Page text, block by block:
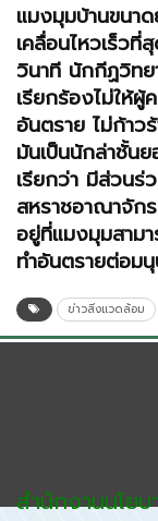
แมงมุมบ้านขนา
เคลื่อนไหวเร็ว
วินาที นักกีฏวิทย
เรียกร้องไม่ให้
อันตราย ไม่ก้า
มันเป็นนักล่าชั้น
เรียกว่า มีส่วนร่
สหราชอาณาจัก
อยู่ที่แมงมุมสาม
ทำอันตรายต่อม
ข่าวสิ่งแวดล้อม
สำนักงานนโยบ